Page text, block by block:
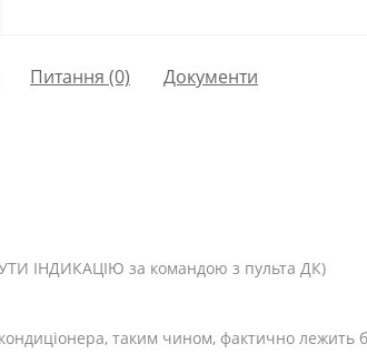
Питання (0) Документи
ІНДИКАЦІЮ за командою з пульта ДК)
таким чином, фактично лежить